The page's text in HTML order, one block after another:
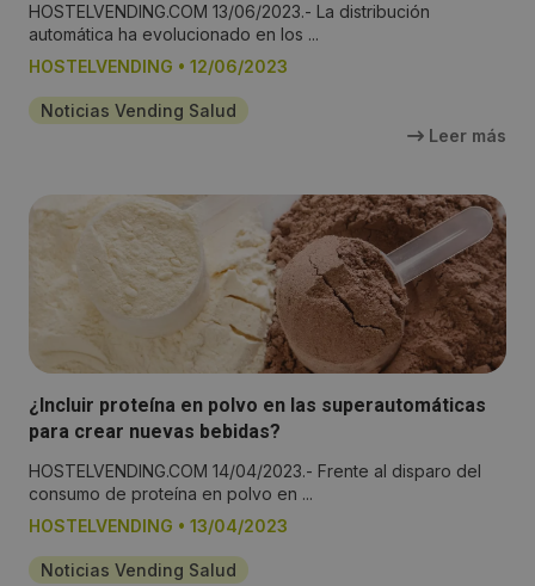
HOSTELVENDING.COM 13/06/2023.- La distribución
automática ha evolucionado en los ...
HOSTELVENDING • 12/06/2023
Noticias Vending Salud
Leer más
¿Incluir proteína en polvo en las superautomáticas
para crear nuevas bebidas?
HOSTELVENDING.COM 14/04/2023.- Frente al disparo del
consumo de proteína en polvo en ...
HOSTELVENDING • 13/04/2023
Noticias Vending Salud